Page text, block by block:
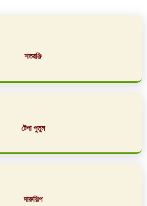
শতরঞ্জি
টেপা পুতুল
দারুশিল্প